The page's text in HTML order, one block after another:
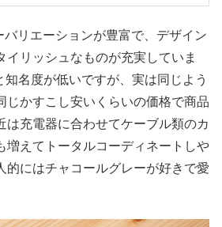
バリエーションが豊富で、デザイン
イリッシュなものが充実していま
名度が低いですが、実は同じよう
じかすこし安いくらいの価格で商品
は充電器に合わせてケーブル類のカ
増えてトータルコーディネートしや
的にはチャコールグレーが好きで愛